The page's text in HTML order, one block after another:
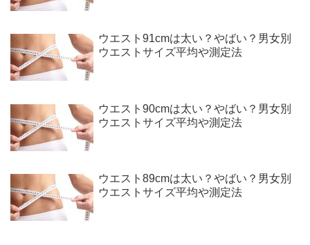
ウエスト91cmは太い？やばい？男女別
ウエストサイズ平均や測定法
ウエスト90cmは太い？やばい？男女別
ウエストサイズ平均や測定法
ウエスト89cmは太い？やばい？男女別
ウエストサイズ平均や測定法